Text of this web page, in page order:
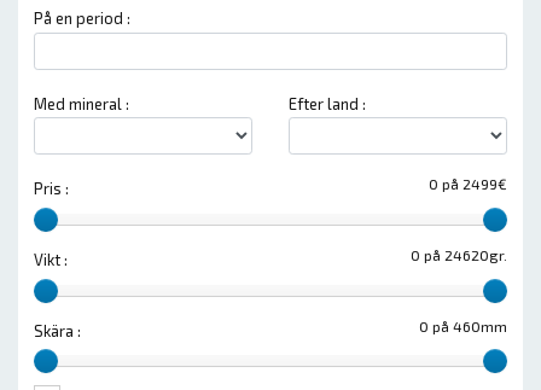
På en period :
Med mineral : Efter land :
0 på 2499€
Pris :
0 på 24620gr.
Vikt :
0 på 460mm
Skära :